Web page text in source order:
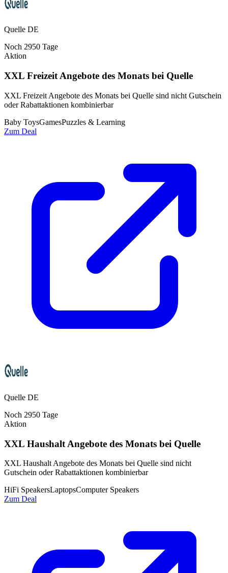
Quelle DE
Noch 2950 Tage
Aktion
XXL Freizeit Angebote des Monats bei Quelle
XXL Freizeit Angebote des Monats bei Quelle sind nicht Gutschein
oder Rabattaktionen kombinierbar
Baby ToysGamesPuzzles & Learning
Zum Deal
Quelle DE
Noch 2950 Tage
Aktion
XXL Haushalt Angebote des Monats bei Quelle
XXL Haushalt Angebote des Monats bei Quelle sind nicht
Gutschein oder Rabattaktionen kombinierbar
HiFi SpeakersLaptopsComputer Speakers
Zum Deal